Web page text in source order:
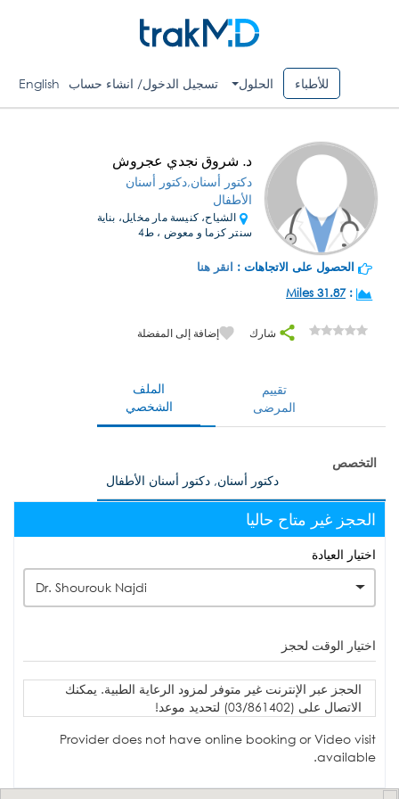
للأطباء الحلول تسجيل الدخول/ انشاء حساب English
د. شروق نجدي عجروش
دكتور أسنان,دكتور أسنان
الأطفال
الشياح، كنيسة مار مخايل، بناية
سنتر كزما و معوض ، ط4
الحصول على الاتجاهات : انقر هنا
:
31.87 Miles
شارك إضافة إلى المفضلة
الملف
الشخصي
تقييم
المرضى
التخصص
دكتور أسنان, دكتور أسنان الأطفال
الحجز غير متاح حاليا
اختيار العيادة
Dr. Shourouk Najdi
اختيار الوقت لحجز
الحجز عبر الإنترنت غير متوفر لمزود الرعاية الطبية. يمكنك
الاتصال على (03/861402) لتحديد موعد!
Provider does not have online booking or Video visit
available.